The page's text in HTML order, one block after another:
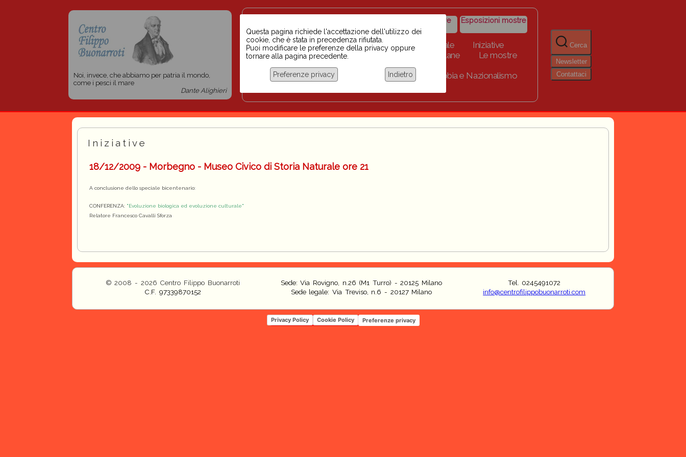
Noi, invece, che abbiamo per patria il mondo,
come i pesci il mare
Dante Alighieri
razzismo
iniziative
Storico iniziative Esposizioni mostre
Home Scuola BINARI Biblioteca digitale
Iniziative
Progetti per le scuole 2023-2024
Link Collane
Le mostre
Chi siamo
Coordinamento Docenti contro Razzismo, Xenofobia e Nazionalismo
Cerca
Newsletter
Contattaci
Questa pagina richiede l'accettazione dell'utilizzo dei
cookie, che è stata in precedenza rifiutata.
Puoi modificare le preferenze della privacy oppure
tornare alla pagina precedente.
Preferenze privacy Indietro
Iniziative
18/12/2009 - Morbegno - Museo Civico di Storia Naturale ore 21
A conclusione dello speciale bicentenario:
CONFERENZA: "Evoluzione biologica ed evoluzione culturale"
Relatore Francesco Cavalli Sforza
© 2008 - 2026 Centro Filippo Buonarroti
C.F. 97339870152
Sede: Via Rovigno, n.26 (M1 Turro) - 20125 Milano
Sede legale: Via Treviso, n.6 - 20127 Milano
Tel. 0245491072
info@centrofilippobuonarroti.com
Privacy Policy Cookie Policy Preferenze privacy